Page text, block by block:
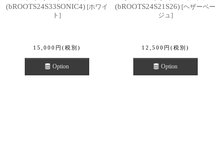
(bROOTS24S33SONIC4) [ホワイ
ト ]
15,000 円 (税別)
Option
(bROOTS24S21S26) [ヘザーベー
ジュ ]
12,500 円 (税別)
Option